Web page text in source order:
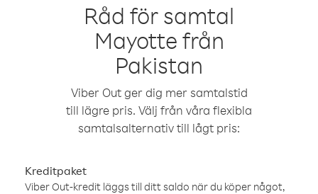
Råd för samtal
Mayotte från
Pakistan
Viber Out ger dig mer samtalstid
till lägre pris. Välj från våra flexibla
samtalsalternativ till lågt pris:
Kreditpaket
Viber Out-kredit läggs till ditt saldo när du köper något,